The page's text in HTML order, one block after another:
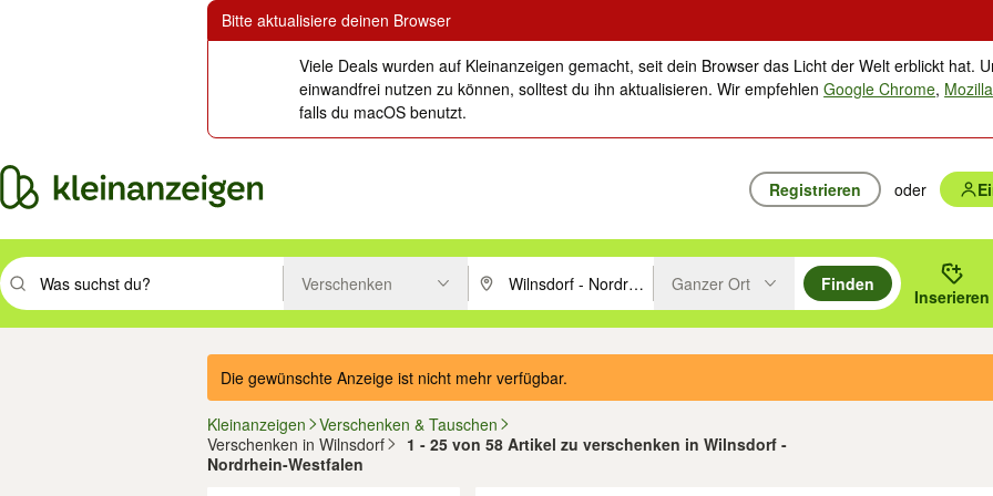
Bitte aktualisiere deinen Browser
Viele Deals wurden auf Kleinanzeigen gemacht, seit dein Browser das Licht der Welt erblickt hat.
einwandfrei nutzen zu können, solltest du ihn aktualisieren. Wir empfehlenGoogle Chrome,
falls du macOS benutzt.
Registrieren oder
Suchbegriff eingeben. Eingabetaste drücken um zu suchen, oder Vorschläge mit den Pfeiltasten nach oben/unten durchsuchen und mit
Verschenken PLZ oder Ort eingeben. Eingabetaste drücken um zu suchen, oder
Ganzer Ort
Finden
Inserieren
Die gewünschte Anzeige ist nicht mehr verfügbar.
Kleinanzeigen
Verschenken & Tauschen
Verschenken in Wilnsdorf
1 - 25 von 58 Artikel zu verschenken in Wilnsdorf -
Nordrhein-Westfalen